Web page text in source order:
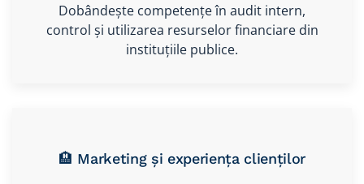
Dobândește competențe în audit intern,
control și utilizarea resurselor financiare din
instituțiile publice.
🏨 Marketing și experiența clienților